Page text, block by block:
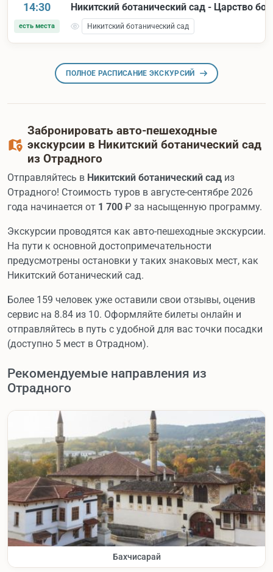
14:30
есть места
Никитский ботанический сад - Царство
Никитский ботанический сад
ПОЛНОЕ РАСПИСАНИЕ ЭКСКУРСИЙ
Забронировать авто-пешеходные
экскурсии в Никитский ботанический сад
из Отрадного
Отправляйтесь в Никитский ботанический сад из
Отрадного! Стоимость туров в августе-сентябре 2026
года начинается от 1 700 ₽ за насыщенную программу.
Экскурсии проводятся как авто-пешеходные экскурсии.
На пути к основной достопримечательности
предусмотрены остановки у таких знаковых мест, как
Никитский ботанический сад.
Более 159 человек уже оставили свои отзывы, оценив
сервис на 8.84 из 10. Оформляйте билеты онлайн и
отправляйтесь в путь с удобной для вас точки посадки
(доступно 5 мест в Отрадном).
Рекомендуемые направления из
Отрадного
Бахчисарай